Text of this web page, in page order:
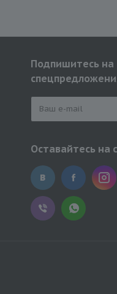
Подпишитесь на
Оставайтесь на